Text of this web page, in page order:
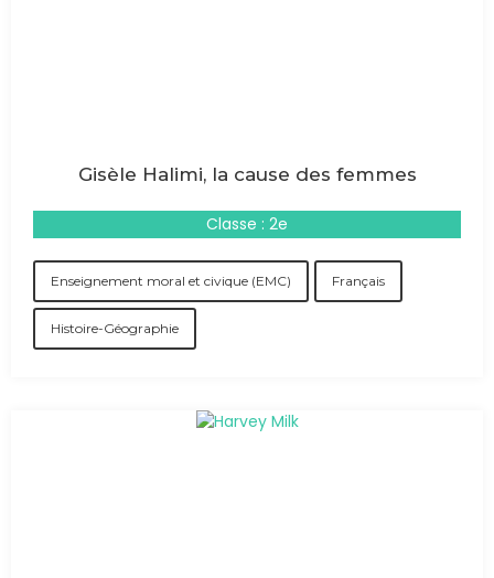
Gisèle Halimi, la cause des femmes
Classe : 2e
Enseignement moral et civique (EMC) Français
Histoire-Géographie